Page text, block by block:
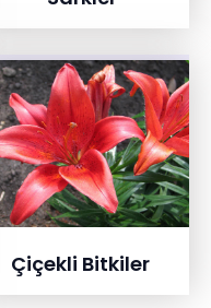
Çiçekli Bitkiler